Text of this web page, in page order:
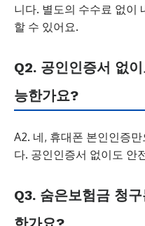
니다. 별도의 수수료 없이
할 수 있어요.
Q2. 공인인증서 없
능한가요?
A2. 네, 휴대폰 본인인증
다. 공인인증서 없이도 안
Q3. 숨은보험금 청